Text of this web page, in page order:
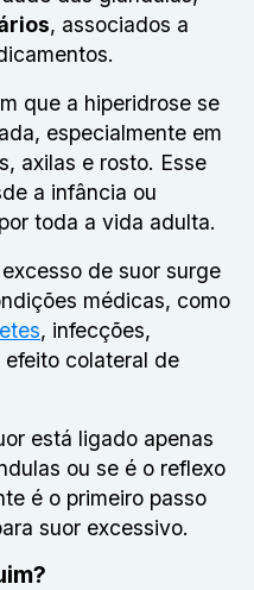
, associados a
que a hiperidrose se
especialmente em
axilas e rosto. Esse
a infância ou
toda a vida adulta.
de suor surge
médicas, como
, infecções,
efeito colateral de
está ligado apenas
ou se é o reflexo
é o primeiro passo
suor excessivo.